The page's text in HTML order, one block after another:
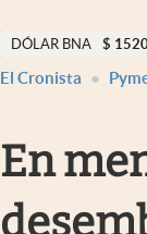
Otras secciones
Apertura
Clima
DÓLAR BNA $
El Cronista
En